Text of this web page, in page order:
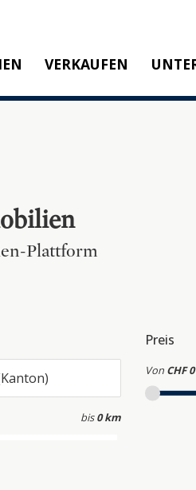
VERKAUFEN
Plattform
bis0 km
Preis
Von CHF 0